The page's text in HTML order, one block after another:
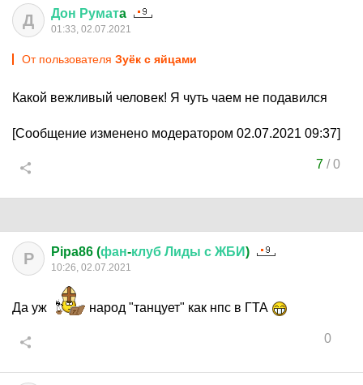
Д Дон Руматa
01:33, 02.07.2021
От пользователя Зуёк с яйцами
Какой вежливый человек! Я чуть чаем не подавился
[Сообщение изменено модератором 02.07.2021 09:37]
7/0
P Pipa86 (фан-клуб Лиды с ЖБИ)
10:26, 02.07.2021
Да уж народ "танцует" как нпс в ГТА
0